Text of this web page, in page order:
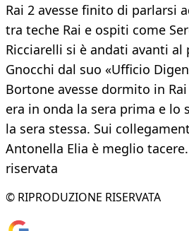
Rai 2 avesse finito di parlarsi
tra teche Rai e ospiti come
Ricciarelli si è andati avanti al
Gnocchi dal suo «Ufficio
Bortone avesse dormito in
era in onda la sera prima e lo
la sera stessa. Sui
Antonella Elia è meglio
riservata
© RIPRODUZIONE RISERVATA